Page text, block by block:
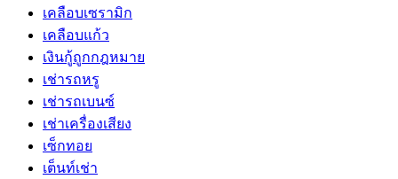
เคลือบเซรามิก
เคลือบแก้ว
เงินกู้ถูกกฎหมาย
เช่ารถหรู
เช่ารถเบนซ์
เช่าเครื่องเสียง
เซ็กทอย
เต็นท์เช่า